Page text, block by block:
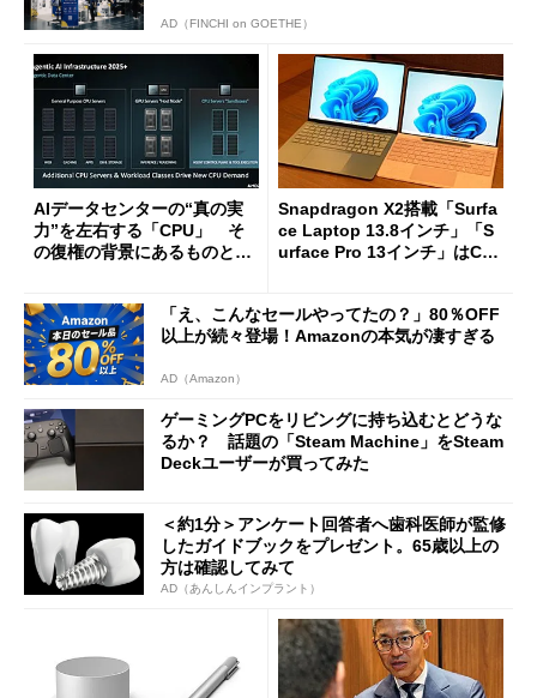
AD（FINCHI on GOETHE）
AIデータセンターの“真の実
力”を左右する「CPU」 そ
の復権の背景にあるものと
Snapdragon X2搭載「Surfa
ce Laptop 13.8インチ」「S
urface Pro 13インチ」はCop
た
「え、こんなセールやってたの？」80％OFF
以上が続々登場！Amazonの本気が凄すぎる
AD（Amazon）
ゲーミングPCをリビングに持ち込むとどうな
るか？ 話題の「Steam Machine」をSteam
Deckユーザーが買ってみた
＜約1分＞アンケート回答者へ歯科医師が監修
したガイドブックをプレゼント。65歳以上の
方は確認してみて
AD（あんしんインプラント）